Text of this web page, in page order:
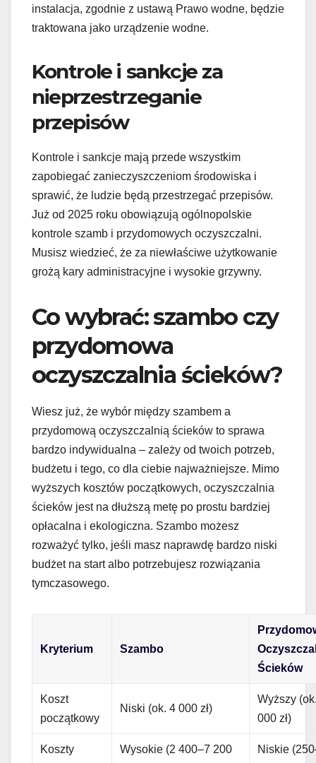
instalacja, zgodnie z ustawą Prawo wodne, będzie
traktowana jako urządzenie wodne.
Kontrole i sankcje za
nieprzestrzeganie
przepisów
Kontrole i sankcje mają przede wszystkim
zapobiegać zanieczyszczeniom środowiska i
sprawić, że ludzie będą przestrzegać przepisów.
Już od 2025 roku obowiązują ogólnopolskie
kontrole szamb i przydomowych oczyszczalni.
Musisz wiedzieć, że za niewłaściwe użytkowanie
grożą kary administracyjne i wysokie grzywny.
Co wybrać: szambo czy
przydomowa
oczyszczalnia ścieków?
Wiesz już, że wybór między szambem a
przydomową oczyszczalnią ścieków to sprawa
bardzo indywidualna – zależy od twoich potrzeb,
budżetu i tego, co dla ciebie najważniejsze. Mimo
wyższych kosztów początkowych, oczyszczalnia
ścieków jest na dłuższą metę po prostu bardziej
opłacalna i ekologiczna. Szambo możesz
rozważyć tylko, jeśli masz naprawdę bardzo niski
budżet na start albo potrzebujesz rozwiązania
tymczasowego.
Kryterium Szambo
Ścieków
Koszt
początkowy
Niski (ok. 4 000 zł)
Wyższy
000 zł)
Koszty
Wysokie (2 400–7 200
Niskie